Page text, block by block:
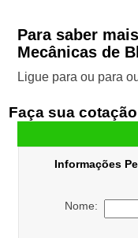
Para saber
Mecânicas de
Ligue para ou para
Faça sua cotação
Informações
Nome: